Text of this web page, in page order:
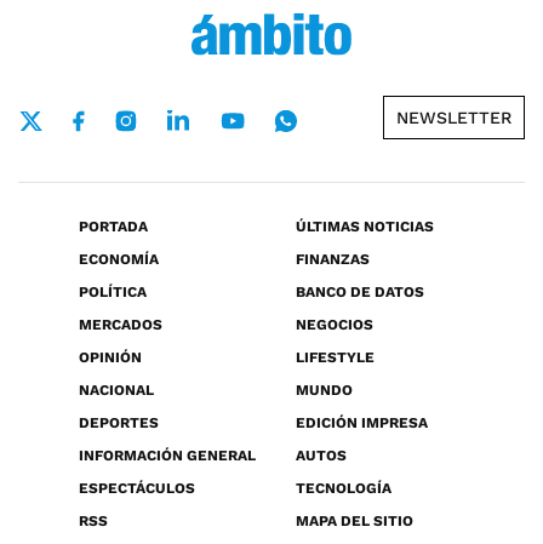
NEWSLETTER
PORTADA
ÚLTIMAS NOTICIAS
ECONOMÍA
FINANZAS
POLÍTICA
BANCO DE DATOS
MERCADOS
NEGOCIOS
OPINIÓN
LIFESTYLE
NACIONAL
MUNDO
DEPORTES
EDICIÓN IMPRESA
INFORMACIÓN GENERAL
AUTOS
ESPECTÁCULOS
TECNOLOGÍA
RSS
MAPA DEL SITIO